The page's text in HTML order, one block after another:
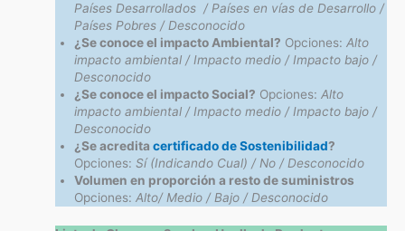
Países Desarrollados / Países en vías de Desarrollo /
Países Pobres / Desconocido
¿Se conoce el impacto Ambiental? Opciones: Alto
impacto ambiental / Impacto medio / Impacto bajo /
Desconocido
¿Se conoce el impacto Social? Opciones: Alto
impacto ambiental / Impacto medio / Impacto bajo /
Desconocido
¿Se acredita certificado de Sostenibilidad?
Opciones: Sí (Indicando Cual) / No / Desconocido
Volumen en proporción a resto de suministros
Opciones: Alto/ Medio / Bajo / Desconocido